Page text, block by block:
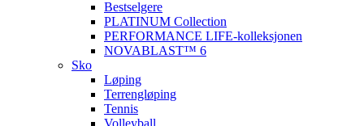
Bestselgere
PLATINUM Collection
PERFORMANCE LIFE-kolleksjonen
NOVABLAST™ 6
Sko
Løping
Terrengløping
Tennis
Volleyball